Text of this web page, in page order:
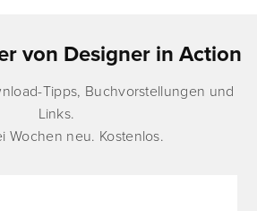
von Designer in Action
Tipps, Buchvorstellungen und
Links.
Wochen neu. Kostenlos.